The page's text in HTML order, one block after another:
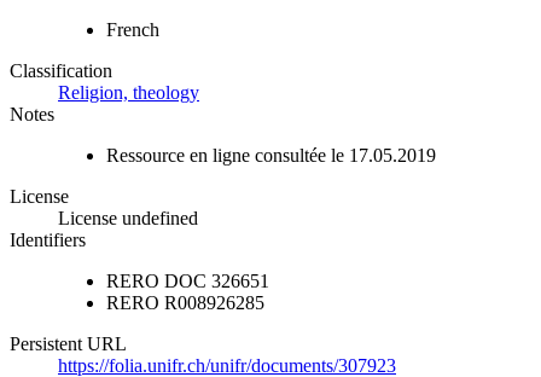
French
Classification
Religion, theology
Notes
Ressource en ligne consultée le 17.05.2019
License
License undefined
Identifiers
RERO DOC 326651
RERO R008926285
Persistent URL
https://folia.unifr.ch/unifr/documents/307923